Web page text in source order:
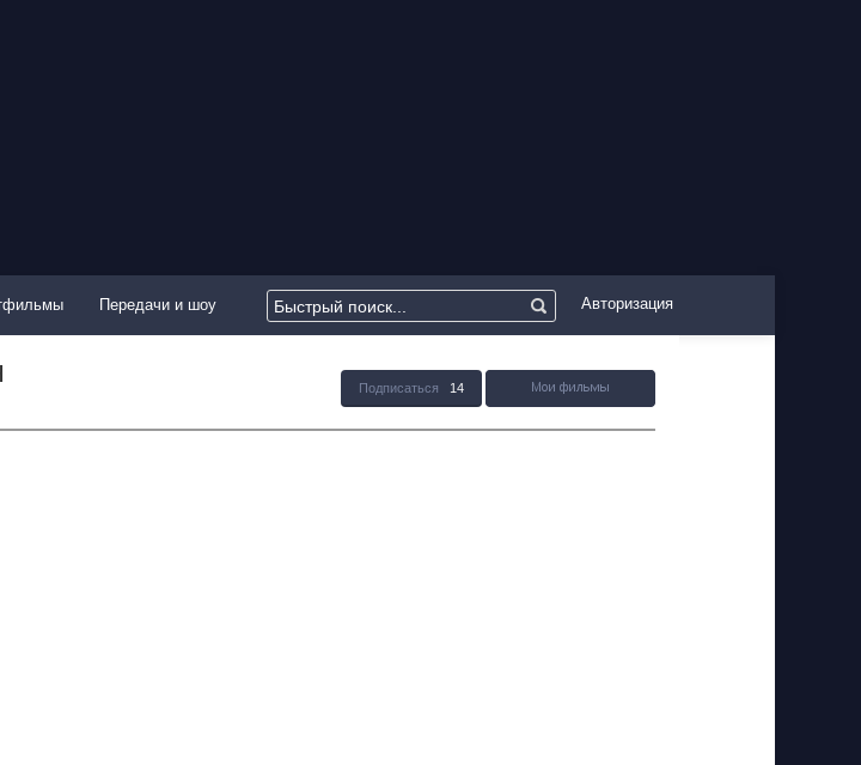
Передачи и шоу Авторизация
Подписаться 14